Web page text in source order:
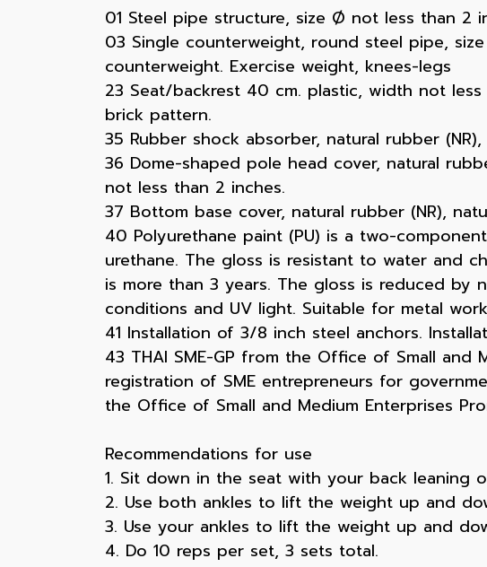
01 Steel pipe structure, size Ø not less than 2
03 Single counterweight, round steel pipe,
counterweight. Exercise weight, knees-legs
23 Seat/backrest 40 cm. plastic, width not
brick pattern.
35 Rubber shock absorber, natural rubber
36 Dome-shaped pole head cover, natural
not less than 2 inches.
37 Bottom base cover, natural rubber (NR),
40 Polyurethane paint (PU) is a two-
urethane. The gloss is resistant to water and
is more than 3 years. The gloss is reduced by
conditions and UV light. Suitable for metal
41 Installation of 3/8 inch steel anchors.
43 THAI SME-GP from the Office of Small
registration of SME entrepreneurs for
the Office of Small and Medium Enterprises
Recommendations for use
1. Sit down in the seat with your back
2. Use both ankles to lift the weight up and
3. Use your ankles to lift the weight up and
4. Do 10 reps per set, 3 sets total.